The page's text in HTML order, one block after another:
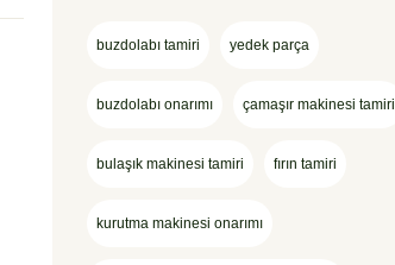
buzdolabı tamiri yedek parça
buzdolabı onarımı çamaşır makinesi tamiri
bulaşık makinesi tamiri fırın tamiri
kurutma makinesi onarımı